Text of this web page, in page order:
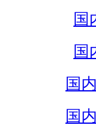
国
国
国
国